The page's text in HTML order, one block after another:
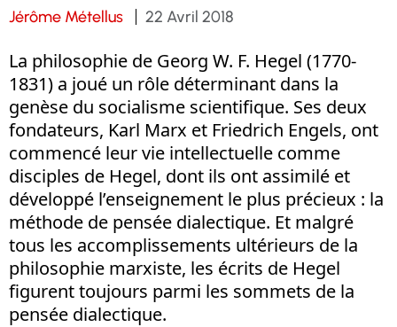
Jérôme Métellus 22 Avril 2018
La philosophie de Georg W. F. Hegel (1770-
1831) a joué un rôle déterminant dans la
genèse du socialisme scientifique. Ses deux
fondateurs, Karl Marx et Friedrich Engels, ont
commencé leur vie intellectuelle comme
disciples de Hegel, dont ils ont assimilé et
développé l’enseignement le plus précieux : la
méthode de pensée dialectique. Et malgré
tous les accomplissements ultérieurs de la
philosophie marxiste, les écrits de Hegel
figurent toujours parmi les sommets de la
pensée dialectique.